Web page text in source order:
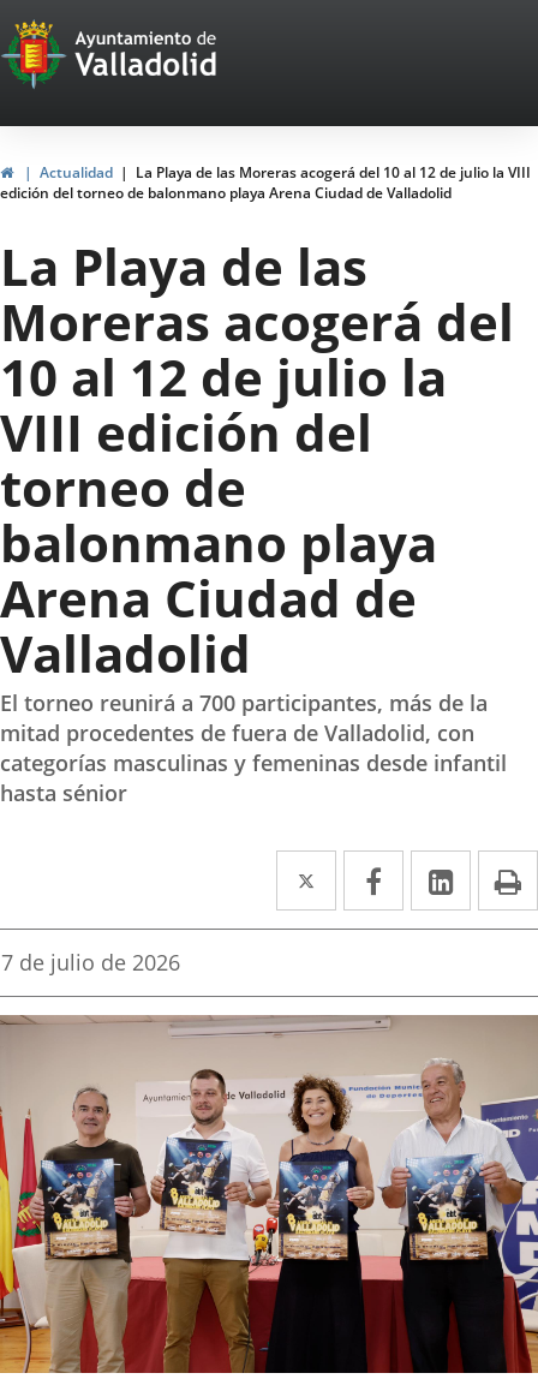
Portal
Web
del
Ayuntamiento
de
Valladolid
HomeActualidad
La Playa de las Moreras acogerá del 10 al 12 de julio la VIII
edición del torneo de balonmano playa Arena Ciudad de Valladolid
La Playa de las
Moreras acogerá del
10 al 12 de julio la
VIII edición del
torneo de
balonmano playa
Arena Ciudad de
Valladolid
El torneo reunirá a 700 participantes, más de la
mitad procedentes de fuera de Valladolid, con
categorías masculinas y femeninas desde infantil
hasta sénior
Twitter
Enlace
a
aplicación
externa.
Facebook
Enlace
a
aplicación
externa.
Enlace
a
Fecha
la
noticia
7 de julio de 2026